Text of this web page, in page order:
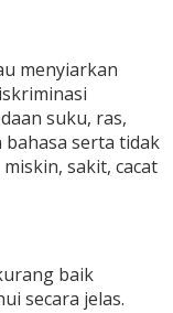
menyiarkan
suku, ras,
bahasa serta tidak
sakit, cacat
baik
secara jelas.